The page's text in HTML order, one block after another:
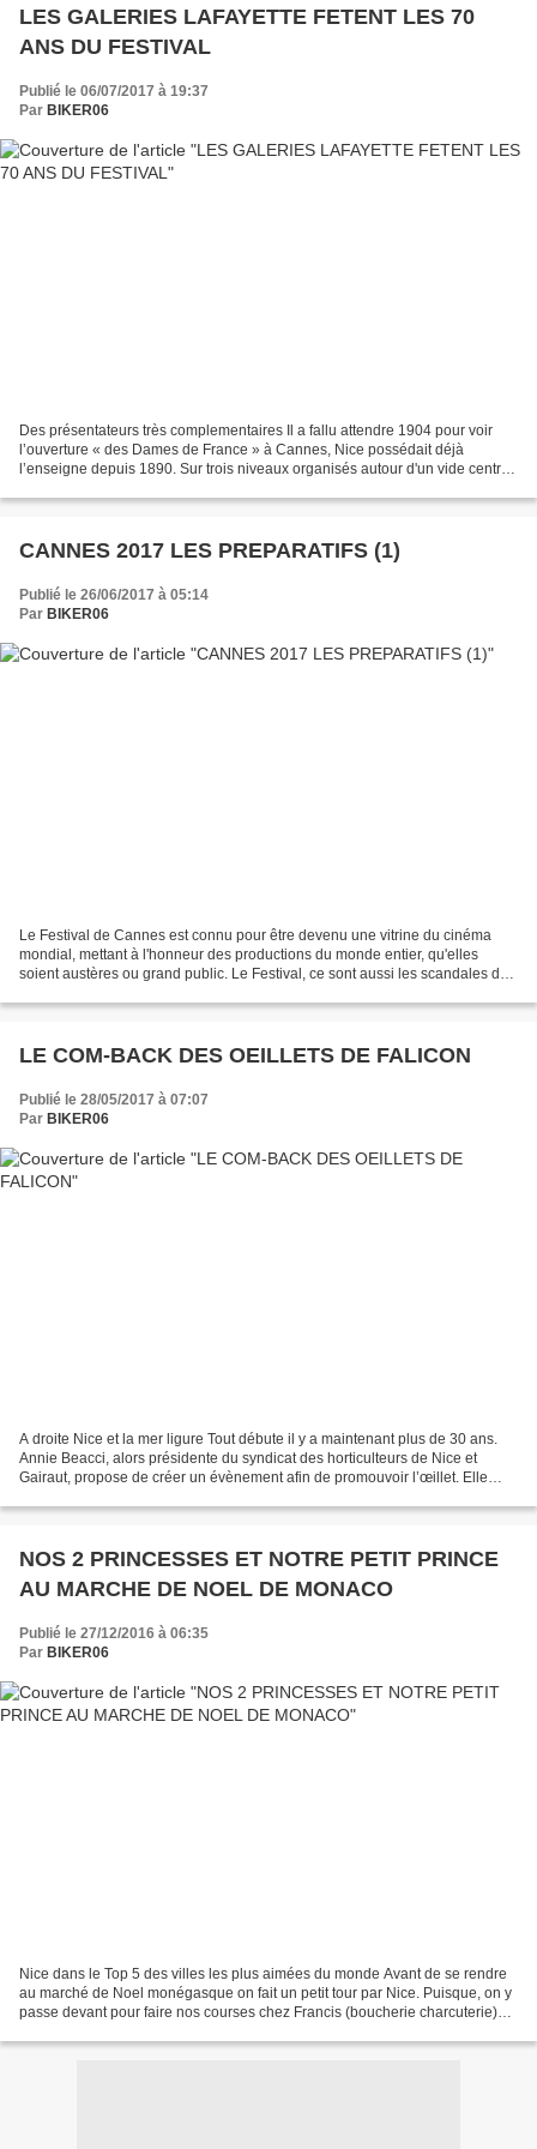
LES GALERIES LAFAYETTE FETENT LES 70
ANS DU FESTIVAL
Publié le 06/07/2017 à 19:37
Par BIKER06
Des présentateurs très complementaires Il a fallu attendre 1904 pour voir
l’ouverture « des Dames de France » à Cannes, Nice possédait déjà
l’enseigne depuis 1890. Sur trois niveaux organisés autour d'un vide central
CANNES 2017 LES PREPARATIFS (1)
Publié le 26/06/2017 à 05:14
Par BIKER06
Le Festival de Cannes est connu pour être devenu une vitrine du cinéma
mondial, mettant à l'honneur des productions du monde entier, qu'elles
soient austères ou grand public. Le Festival, ce sont aussi les scandales de
LE COM-BACK DES OEILLETS DE FALICON
Publié le 28/05/2017 à 07:07
Par BIKER06
A droite Nice et la mer ligure Tout débute il y a maintenant plus de 30 ans.
Annie Beacci, alors présidente du syndicat des horticulteurs de Nice et
Gairaut, propose de créer un évènement afin de promouvoir l’œillet. Elle
NOS 2 PRINCESSES ET NOTRE PETIT PRINCE
AU MARCHE DE NOEL DE MONACO
Publié le 27/12/2016 à 06:35
Par BIKER06
Nice dans le Top 5 des villes les plus aimées du monde Avant de se rendre
au marché de Noel monégasque on fait un petit tour par Nice. Puisque, on y
passe devant pour faire nos courses chez Francis (boucherie charcuterie)